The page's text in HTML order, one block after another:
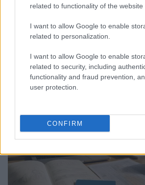
related to functionality of the website
I want to allow Google to enable
related to personalization.
I want to allow Google to enable
related to security, including
functionality and fraud prevention,
user protection.
CONFIRM
Guida al giornalino teen: linea
strumenti gratis
Matteo Pellegrino · 3 Ago 2026
TEEN NEWS